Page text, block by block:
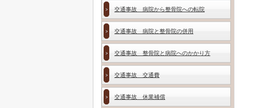
交通事故 病院から整骨院への転院
交通事故 病院と整骨院の併用
交通事故 整骨院と病院へのかかり方
交通事故 交通費
交通事故 休業補償